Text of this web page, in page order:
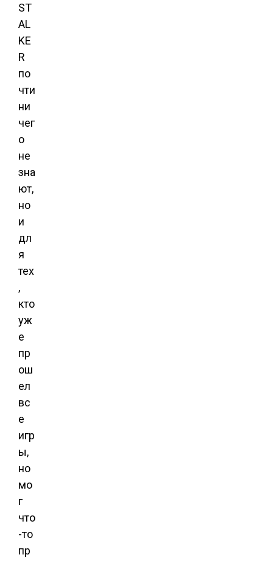
ST
AL
KE
R
по
чти
ни
чег
о
не
зна
ют,
но
и
дл
я
тех
,
кто
уж
е
пр
ош
ел
вс
е
игр
ы,
но
мо
г
что
-то
пр